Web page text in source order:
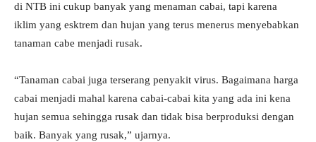
di NTB ini cukup banyak yang menaman cabai, tapi karena
iklim yang esktrem dan hujan yang terus menerus menyebabkan
tanaman cabe menjadi rusak.
“Tanaman cabai juga terserang penyakit virus. Bagaimana harga
cabai menjadi mahal karena cabai-cabai kita yang ada ini kena
hujan semua sehingga rusak dan tidak bisa berproduksi dengan
baik. Banyak yang rusak,” ujarnya.